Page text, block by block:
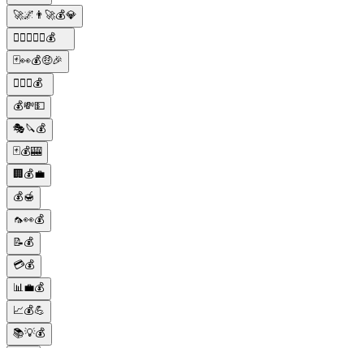
🚀🌌👨‍🚀💰💎
🕵️‍♂️🔫🍝🍷💰
🃏👀💰🤑🎉
🕵️‍♀️🔫💰
💰💸💵
🎭🔪💰
🃏💰🎰
🏢💰💼
💰🍯
🦟👀💰
📝💰
💳💰
📊💼💰
📈💰💪
📚💡💰